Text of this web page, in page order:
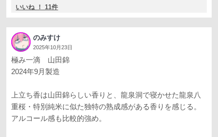
いいね ！ 11件
のみすけ
2025年10月23日
極み一滴 山田錦
2024年9月製造
上立ち香は山田錦らしい香りと、龍泉洞で寝かせた龍泉八
重桜・特別純米に似た独特の熟成感がある香りを感じる。
アルコール感も比較的強め。